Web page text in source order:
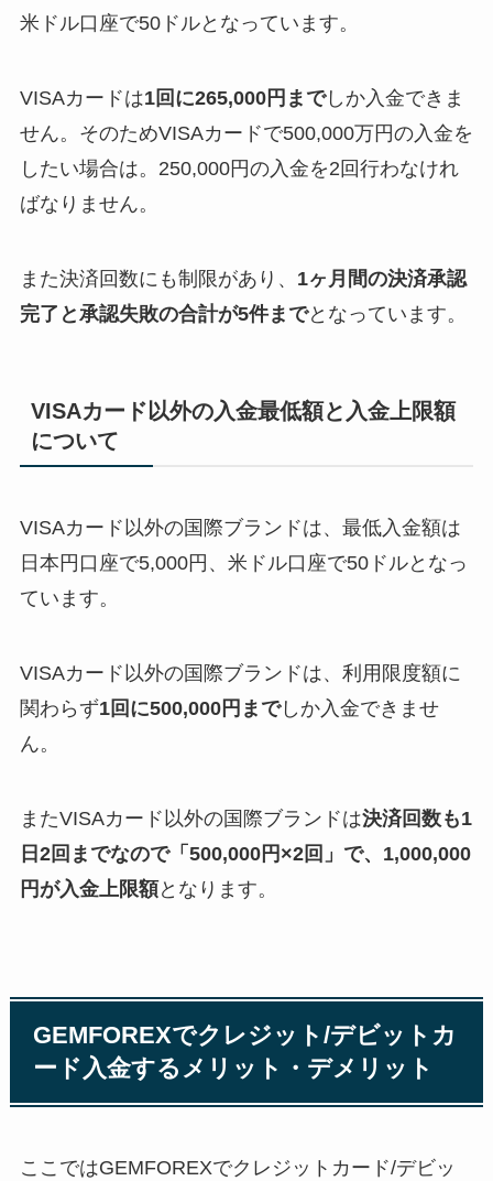
米ドル口座で50ドルとなっています。
VISAカードは1回に265,000円までしか入金できま
せん。そのためVISAカードで500,000万円の入金を
したい場合は。250,000円の入金を2回行わなけれ
ばなりません。
また決済回数にも制限があり、 1ヶ月間の決済承認
完了と承認失敗の合計が5件までとなっています。
VISAカード以外の入金最低額と入金上限額
について
VISAカード以外の国際ブランドは、最低入金額は
日本円口座で5,000円、米ドル口座で50ドルとなっ
ています。
VISAカード以外の国際ブランドは、利用限度額に
関わらず1回に500,000円までしか入金できませ
ん。
またVISAカード以外の国際ブランドは決済回数も1
日2回までなので「500,000円×2回」で、1,000,000
円が入金上限額となります。
GEMFOREXでクレジット/デビットカ
ード入金するメリット・デメリット
ここではGEMFOREXでクレジットカード/デビッ